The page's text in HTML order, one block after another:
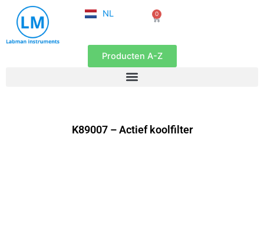
naar
NL
EN
0
Winkelwagen
Producten A-Z
K89007 – Actief koolfilter